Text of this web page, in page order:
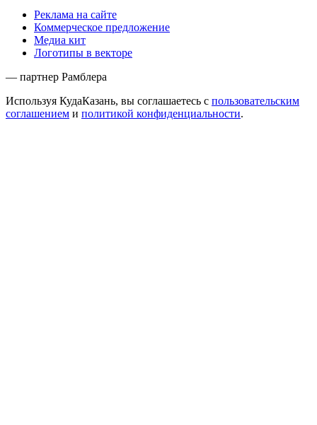
Реклама на сайте
Коммерческое предложение
Медиа кит
Логотипы в векторе
— партнер Рамблера
Используя КудаКазань, вы соглашаетесь с пользовательским
соглашением и политикой конфиденциальности.